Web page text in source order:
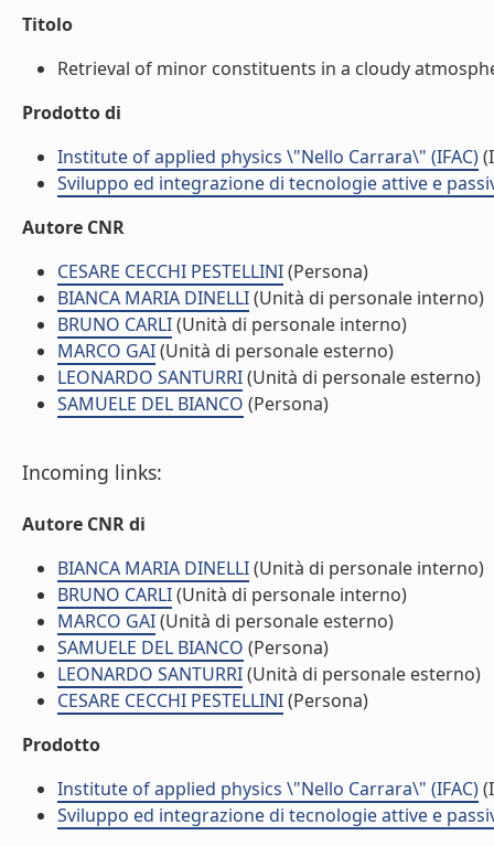
Titolo
Retrieval of minor constituents in a cloudy
Prodotto di
Institute of applied physics \"Nello Carrara\" (IFAC)
Sviluppo ed integrazione di tecnologie attive e
Autore CNR
CESARE CECCHI PESTELLINI(Persona)
BIANCA MARIA DINELLI(Unità di personale interno)
BRUNO CARLI(Unità di personale interno)
MARCO GAI(Unità di personale esterno)
LEONARDO SANTURRI(Unità di personale esterno)
SAMUELE DEL BIANCO (Persona)
Incoming links:
Autore CNR di
BIANCA MARIA DINELLI(Unità di personale interno)
BRUNO CARLI(Unità di personale interno)
MARCO GAI(Unità di personale esterno)
SAMUELE DEL BIANCO (Persona)
LEONARDO SANTURRI(Unità di personale esterno)
CESARE CECCHI PESTELLINI(Persona)
Prodotto
Institute of applied physics \"Nello Carrara\" (IFAC)
Sviluppo ed integrazione di tecnologie attive e